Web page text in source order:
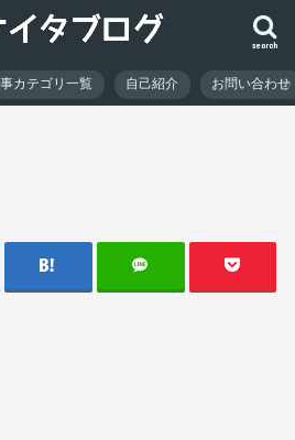
search
カテゴリ一覧 自己紹介 お問い合わせ